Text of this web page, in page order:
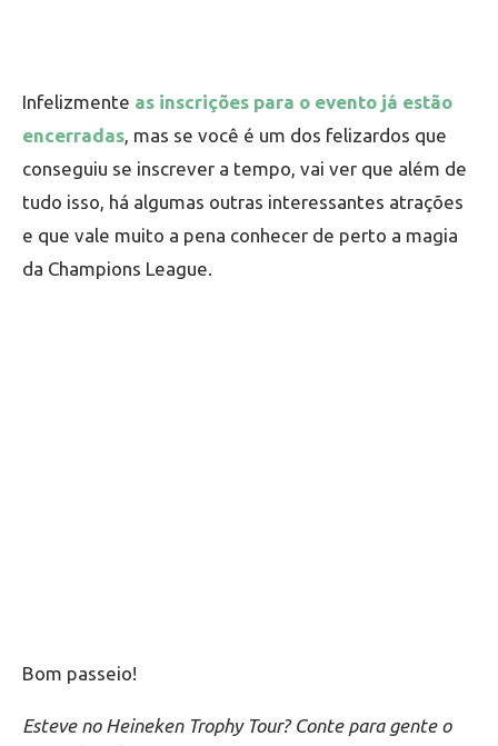
Infelizmente as inscrições para o evento já estão
encerradas , mas se você é um dos felizardos que
conseguiu se inscrever a tempo, vai ver que além de
tudo isso, há algumas outras interessantes atrações
e que vale muito a pena conhecer de perto a magia
da Champions League.
Bom passeio!
Esteve no Heineken Trophy Tour? Conte para gente o